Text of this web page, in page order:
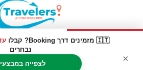
🇮🇹 מזמינים דרך Booking? קבלו עד
נבחרים
לצפייה
×
האתר הינו אתר המלצות מטיילים © כל
TRAVELERS.CO.IL